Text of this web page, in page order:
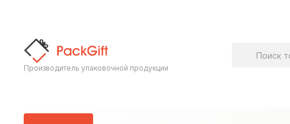
Производитель упаковочной продукции